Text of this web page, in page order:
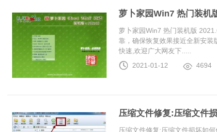
萝卜家园Win7 热门装机
萝卜家园Win7 热门装机版
靠，确保恢复效果接近全新安
快速,欢迎广大网友下.....
2021-01-12
4694
压缩文件修复:压缩文件
压缩文件修复:压缩文件损坏如